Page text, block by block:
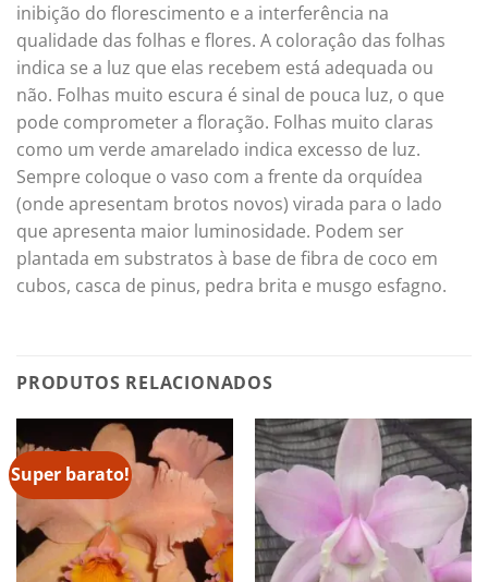
inibição do florescimento e a interferência na
qualidade das folhas e flores. A coloraçâo das folhas
indica se a luz que elas recebem está adequada ou
não. Folhas muito escura é sinal de pouca luz, o que
pode comprometer a floração. Folhas muito claras
como um verde amarelado indica excesso de luz.
Sempre coloque o vaso com a frente da orquídea
(onde apresentam brotos novos) virada para o lado
que apresenta maior luminosidade. Podem ser
plantada em substratos à base de fibra de coco em
cubos, casca de pinus, pedra brita e musgo esfagno.
PRODUTOS RELACIONADOS
Super barato!